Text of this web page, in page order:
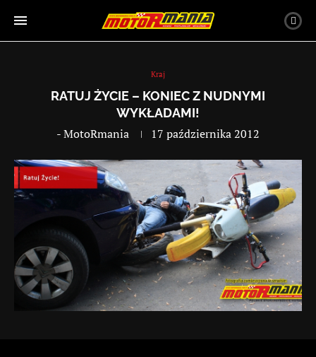
Kraj
RATUJ ŻYCIE – KONIEC Z NUDNYMI
WYKŁADAMI!
-MotoRmania 17 października 2012